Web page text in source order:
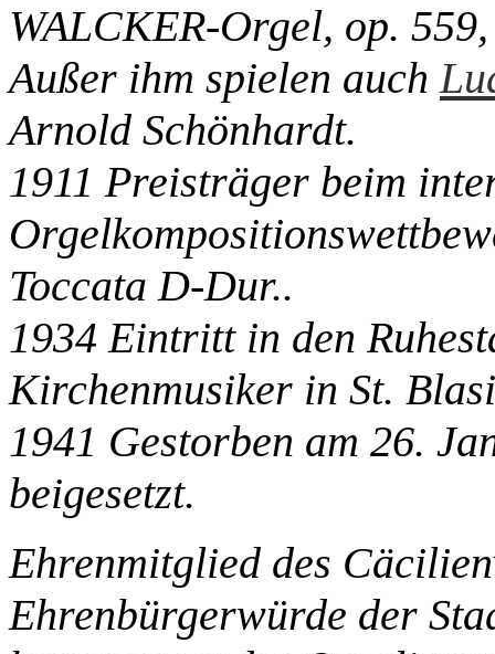
WALCKER-Orgel, op.
Außer ihm spielen auch
Arnold Schönhardt.
1911 Preisträger beim
Toccata D-Dur..
1934 Eintritt in den
Kirchenmusiker in St.
1941 Gestorben am 26.
beigesetzt.
Ehrenmitglied des
Ehrenbürgerwürde der